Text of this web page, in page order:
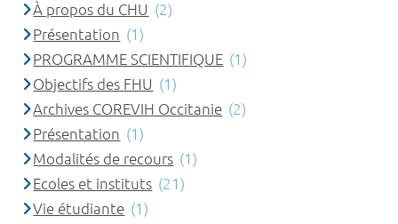
À propos du CHU (2)
Présentation (1)
PROGRAMME SCIENTIFIQUE (1)
Objectifs des FHU (1)
Archives COREVIH Occitanie (2)
Présentation (1)
Modalités de recours (1)
Ecoles et instituts (21)
Vie étudiante (1)